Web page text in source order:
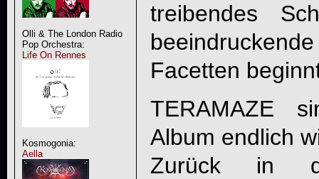
Olli & The London Radio
Pop Orchestra:
Life On Rennes
Kosmogonia:
Aella
treibendes
Facetten
TERAMAZE
Album endlich
Zurück in